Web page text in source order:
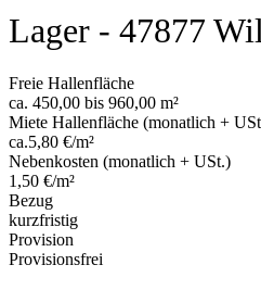
Lager - 47877
Freie Hallenfläche
ca. 450,00 bis 960,00 m²
Miete Hallenfläche (monatlich +
ca.5,80 €/m²
Nebenkosten (monatlich + USt.)
1,50 €/m²
Bezug
kurzfristig
Provision
Provisionsfrei